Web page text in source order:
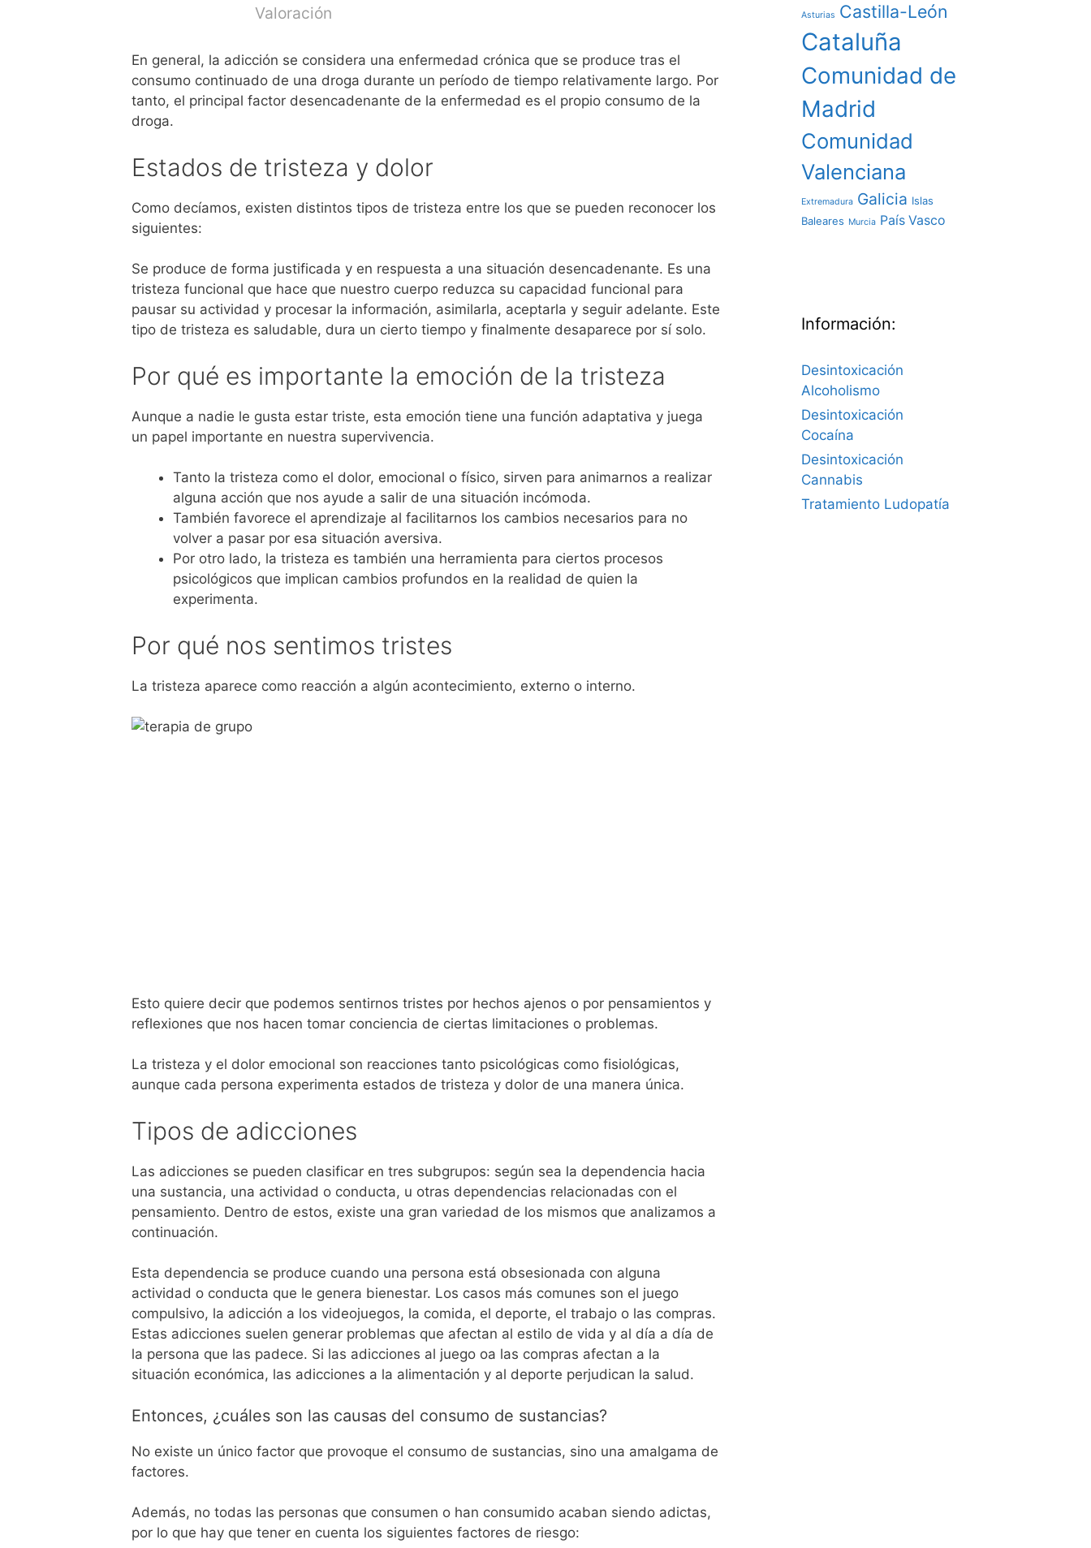
Valoración
En general, la adicción se considera una enfermedad crónica que se produce tras el
consumo continuado de una droga durante un período de tiempo relativamente largo. Por
tanto, el principal factor desencadenante de la enfermedad es el propio consumo de la
droga.
Estados de tristeza y dolor
Como decíamos, existen distintos tipos de tristeza entre los que se pueden reconocer los
siguientes:
Se produce de forma justificada y en respuesta a una situación desencadenante. Es una
tristeza funcional que hace que nuestro cuerpo reduzca su capacidad funcional para
pausar su actividad y procesar la información, asimilarla, aceptarla y seguir adelante. Este
tipo de tristeza es saludable, dura un cierto tiempo y finalmente desaparece por sí solo.
Por qué es importante la emoción de la tristeza
Aunque a nadie le gusta estar triste, esta emoción tiene una función adaptativa y juega
un papel importante en nuestra supervivencia.
Tanto la tristeza como el dolor, emocional o físico, sirven para animarnos a realizar
alguna acción que nos ayude a salir de una situación incómoda.
También favorece el aprendizaje al facilitarnos los cambios necesarios para no
volver a pasar por esa situación aversiva.
Por otro lado, la tristeza es también una herramienta para ciertos procesos
psicológicos que implican cambios profundos en la realidad de quien la
experimenta.
Por qué nos sentimos tristes
La tristeza aparece como reacción a algún acontecimiento, externo o interno.
Esto quiere decir que podemos sentirnos tristes por hechos ajenos o por pensamientos y
reflexiones que nos hacen tomar conciencia de ciertas limitaciones o problemas.
La tristeza y el dolor emocional son reacciones tanto psicológicas como fisiológicas,
aunque cada persona experimenta estados de tristeza y dolor de una manera única.
Tipos de adicciones
Las adicciones se pueden clasificar en tres subgrupos: según sea la dependencia hacia
una sustancia, una actividad o conducta, u otras dependencias relacionadas con el
pensamiento. Dentro de estos, existe una gran variedad de los mismos que analizamos a
continuación.
Esta dependencia se produce cuando una persona está obsesionada con alguna
actividad o conducta que le genera bienestar. Los casos más comunes son el juego
compulsivo, la adicción a los videojuegos, la comida, el deporte, el trabajo o las compras.
Estas adicciones suelen generar problemas que afectan al estilo de vida y al día a día de
la persona que las padece. Si las adicciones al juego oa las compras afectan a la
situación económica, las adicciones a la alimentación y al deporte perjudican la salud.
Entonces, ¿cuáles son las causas del consumo de sustancias?
No existe un único factor que provoque el consumo de sustancias, sino una amalgama de
factores.
Además, no todas las personas que consumen o han consumido acaban siendo adictas,
por lo que hay que tener en cuenta los siguientes factores de riesgo:
Asturias Castilla-León
Cataluña
Comunidad de
Madrid
Comunidad
Valenciana
Extremadura Galicia Islas
Baleares Murcia País Vasco
Información:
Desintoxicación
Alcoholismo
Desintoxicación
Cocaína
Desintoxicación
Cannabis
Tratamiento Ludopatía